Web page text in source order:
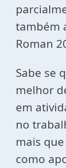
também
Roman
Sabe se
melhor
em
no
mais
como